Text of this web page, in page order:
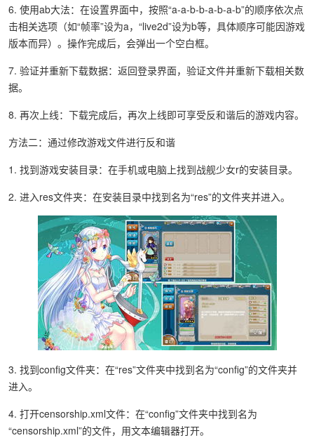
6. 使用ab大法：在设置界面中，按照“a-a-b-b-a-b-a-b”的顺序依次点
击相关选项（如“帧率”设为a，“live2d”设为b等，具体顺序可能因游戏
版本而异）。操作完成后，会弹出一个空白框。
7. 验证并重新下载数据：返回登录界面，验证文件并重新下载相关数
据。
8. 再次上线：下载完成后，再次上线即可享受反和谐后的游戏内容。
方法二：通过修改游戏文件进行反和谐
1. 找到游戏安装目录：在手机或电脑上找到战舰少女r的安装目录。
2. 进入res文件夹：在安装目录中找到名为“res”的文件夹并进入。
3. 找到config文件夹：在“res”文件夹中找到名为“config”的文件夹并
进入。
4. 打开censorship.xml文件：在“config”文件夹中找到名为
“censorship.xml”的文件，用文本编辑器打开。